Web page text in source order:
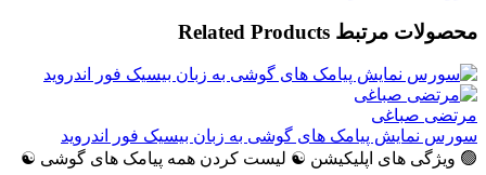
محصولات مرتبط Related Products
مرتضی صباغی
سورس نمایش پیامک های گوشی به زبان بیسیک فور اندروید
🟢 ویژگی های اپلیکیشن ☯️ لیست کردن همه پیامک های گوشی ☯️